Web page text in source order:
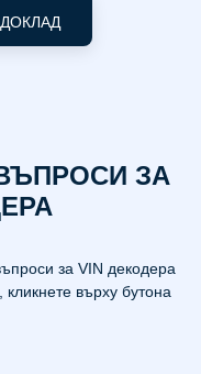
ЗА
за VIN декодера
върху бутона